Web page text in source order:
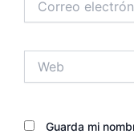
electrónico*
Guarda mi